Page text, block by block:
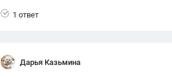
1 ответ
Дарья Казьмина